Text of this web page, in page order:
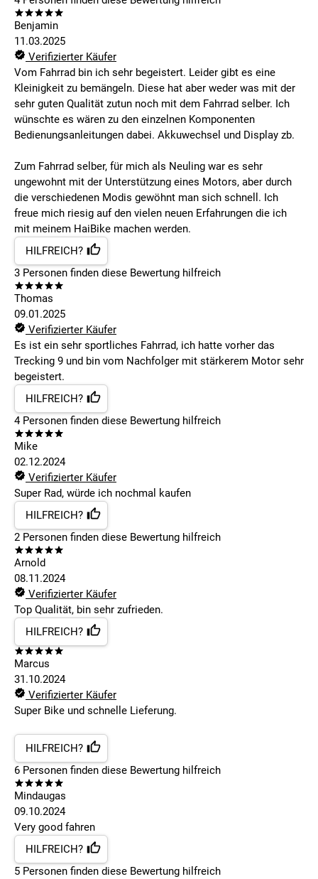
Benjamin
11.03.2025
Verifizierter Käufer
Vom Fahrrad bin ich sehr begeistert. Leider gibt es eine
Kleinigkeit zu bemängeln. Diese hat aber weder was mit der
sehr guten Qualität zutun noch mit dem Fahrrad selber. Ich
wünschte es wären zu den einzelnen Komponenten
Bedienungsanleitungen dabei. Akkuwechsel und Display zb.
Zum Fahrrad selber, für mich als Neuling war es sehr
ungewohnt mit der Unterstützung eines Motors, aber durch
die verschiedenen Modis gewöhnt man sich schnell. Ich
freue mich riesig auf den vielen neuen Erfahrungen die ich
mit meinem HaiBike machen werden.
HILFREICH?
3 Personen finden diese Bewertung hilfreich
Thomas
09.01.2025
Verifizierter Käufer
Es ist ein sehr sportliches Fahrrad, ich hatte vorher das
Trecking 9 und bin vom Nachfolger mit stärkerem Motor sehr
begeistert.
HILFREICH?
4Personen finden diese Bewertung hilfreich
Mike
02.12.2024
Verifizierter Käufer
Super Rad, würde ich nochmal kaufen
HILFREICH?
2 Personen finden diese Bewertung hilfreich
Arnold
08.11.2024
Verifizierter Käufer
Top Qualität, bin sehr zufrieden.
HILFREICH?
Marcus
31.10.2024
Verifizierter Käufer
Super Bike und schnelle Lieferung.
HILFREICH?
6 Personen finden diese Bewertung hilfreich
Mindaugas
09.10.2024
Very good fahren
HILFREICH?
5 Personen finden diese Bewertung hilfreich